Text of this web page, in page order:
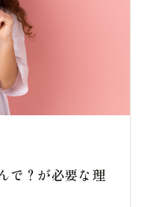
で？が必要な理